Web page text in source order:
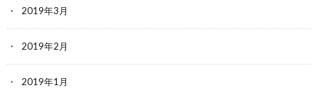
2019年3月
2019年2月
2019年1月